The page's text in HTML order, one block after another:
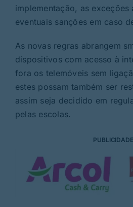
implementação, as exceções
eventuais sanções em caso
As novas regras abrangem
dispositivos com acesso à
fora os telemóveis sem
estes possam também ser
assim seja decidido em
pelas escolas.
PUBLICIDADE